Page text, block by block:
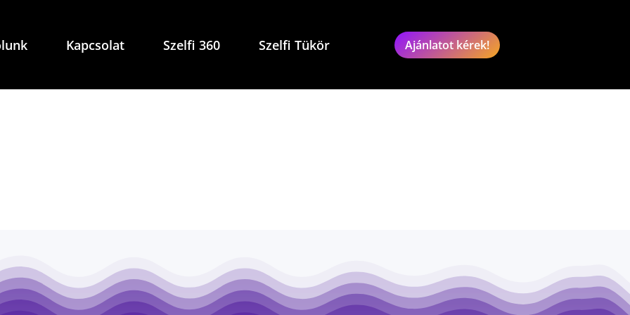
Kapcsolat Szelfi 360 Szelfi Tükör Ajánlatot kérek!